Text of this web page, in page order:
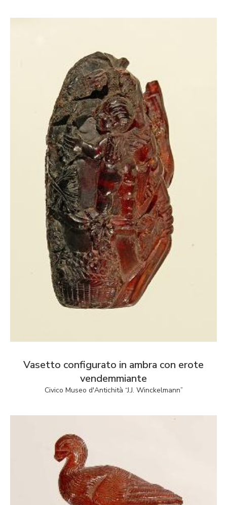
Vasetto configurato in ambra con erote
vendemmiante
Civico Museo d'Antichità “J.J. Winckelmann”